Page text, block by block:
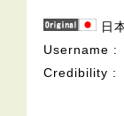
日
Username
Credibility